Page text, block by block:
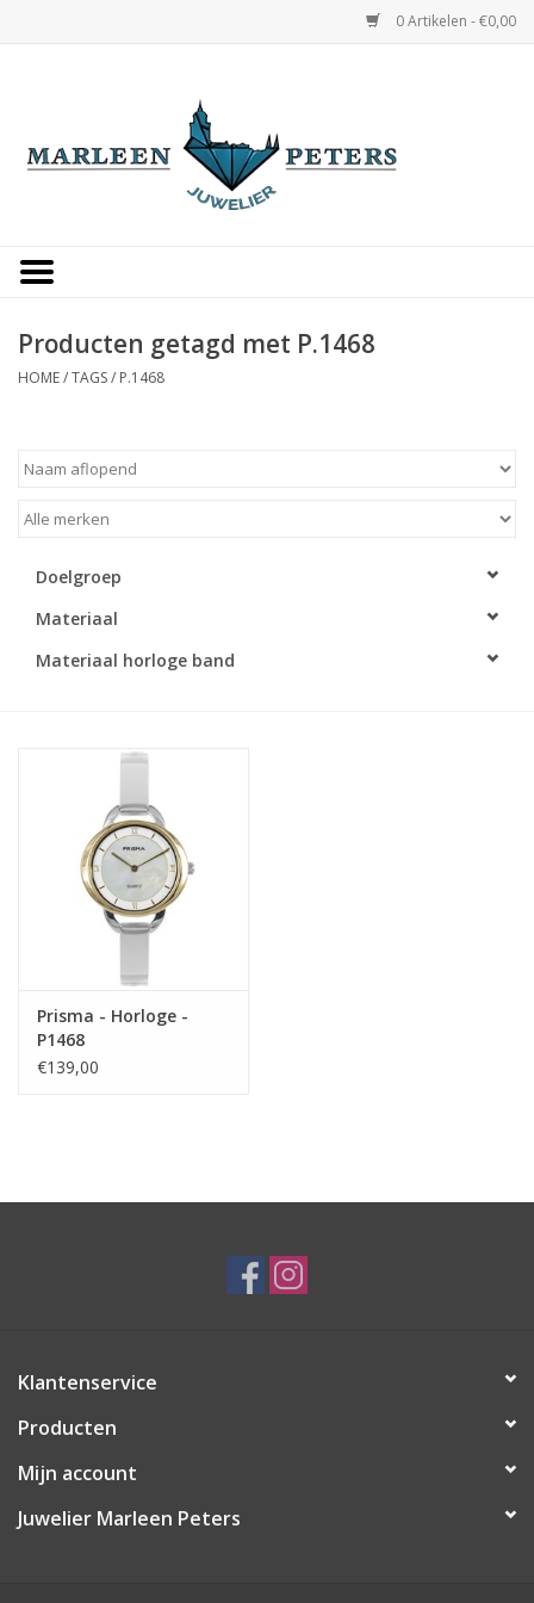
0 Artikelen - €0,00
Occasions
Overige
Merken
Cadeaukaarten
Producten getagd met P.1468
HOME/TAGS/ P.1468
Doelgroep
Materiaal
Materiaal horloge band
Prisma - Horloge -
P1468
€139,00
Klantenservice
Producten
Mijn account
Juwelier Marleen Peters